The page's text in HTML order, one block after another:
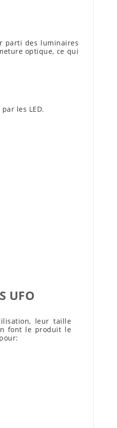
parti des luminaires
optique, ce qui
les LED.
UFO
leur taille
font le produit le